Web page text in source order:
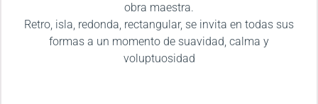
obra maestra.
Retro, isla, redonda, rectangular, se invita en todas sus
formas a un momento de suavidad, calma y
voluptuosidad